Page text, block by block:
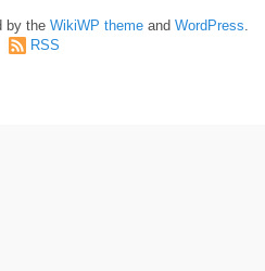
the WikiWP themeand WordPress.
RSS